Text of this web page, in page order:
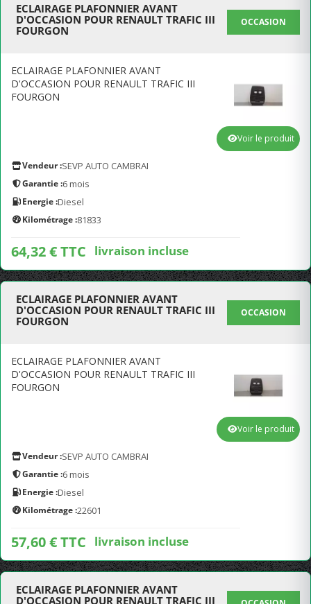
ECLAIRAGE PLAFONNIER AVANT
D'OCCASION POUR RENAULT TRAFIC III
FOURGON
OCCASION
ECLAIRAGE PLAFONNIER AVANT
D'OCCASION POUR RENAULT TRAFIC III
FOURGON
Vendeur :SEVP AUTO CAMBRAI
Garantie :6 mois
Energie :Diesel
Kilométrage :81833
64,32 € TTC livraison incluse
Voir le produit
ECLAIRAGE PLAFONNIER AVANT
D'OCCASION POUR RENAULT TRAFIC III
FOURGON
OCCASION
ECLAIRAGE PLAFONNIER AVANT
D'OCCASION POUR RENAULT TRAFIC III
FOURGON
Vendeur :SEVP AUTO CAMBRAI
Garantie :6 mois
Energie :Diesel
Kilométrage :22601
57,60 € TTC livraison incluse
Voir le produit
ECLAIRAGE PLAFONNIER AVANT
D'OCCASION POUR RENAULT TRAFIC III